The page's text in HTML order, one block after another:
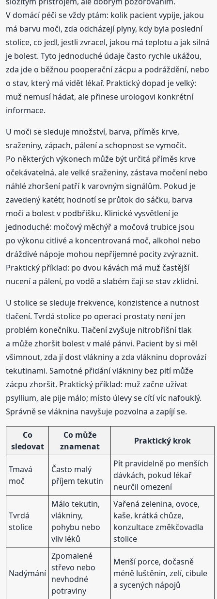
V domácí péči se vždy ptám: kolik pacient vypije, jakou
má barvu moči, zda odcházejí plyny, kdy byla poslední
stolice, co jedl, jestli zvracel, jakou má teplotu a jak silná
je bolest. Tyto jednoduché údaje často rychle ukážou,
zda jde o běžnou pooperační zácpu a podráždění, nebo
o stav, který má vidět lékař. Praktický dopad je velký:
muž nemusí hádat, ale přinese urologovi konkrétní
informace.
U moči se sleduje množství, barva, příměs krve,
sraženiny, zápach, pálení a schopnost se vymočit.
Po některých výkonech může být určitá příměs krve
očekávatelná, ale velké sraženiny, zástava močení nebo
náhlé zhoršení patří k varovným signálům. Pokud je
zavedený katétr, hodnotí se průtok do sáčku, barva
moči a bolest v podbřišku. Klinické vysvětlení je
jednoduché: močový měchýř a močová trubice jsou
po výkonu citlivé a koncentrovaná moč, alkohol nebo
dráždivé nápoje mohou nepříjemné pocity zvýraznit.
Praktický příklad: po dvou kávách má muž častější
nucení a pálení, po vodě a slabém čaji se stav zklidní.
U stolice se sleduje frekvence, konzistence a nutnost
tlačení. Tvrdá stolice po operaci prostaty není jen
problém konečníku. Tlačení zvyšuje nitrobřišní tlak
a může zhoršit bolest v malé pánvi. Pacient by si měl
všimnout, zda jí dost vlákniny a zda vlákninu doprovází
tekutinami. Samotné přidání vlákniny bez pití může
zácpu zhoršit. Praktický příklad: muž začne užívat
psyllium, ale pije málo; místo úlevy se cítí víc nafouklý.
Správně se vláknina navyšuje pozvolna a zapíjí se.
Co
sledovat
Co může
znamenat
Praktický krok
Tmavá
moč
Často malý
příjem tekutin
Pít pravidelně po menších
dávkách, pokud lékař
neurčil omezení
Tvrdá
stolice
Málo tekutin,
vlákniny,
pohybu nebo
vliv léků
Vařená zelenina, ovoce,
kaše, krátká chůze,
konzultace změkčovadla
stolice
Nadýmání
Zpomalené
střevo nebo
nevhodné
potraviny
Menší porce, dočasně
méně luštěnin, zelí, cibule
a sycených nápojů